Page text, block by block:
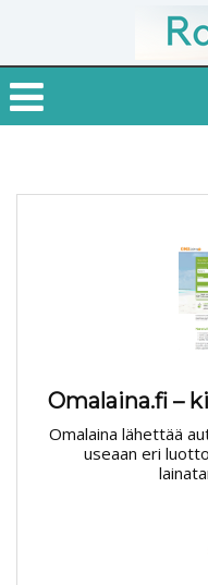
Omalaina.fi –
Omalaina lähettää
useaan eri